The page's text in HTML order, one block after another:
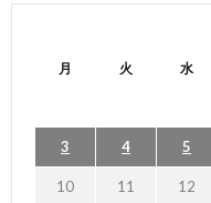
月 火 水
3 4 5
10 11 12